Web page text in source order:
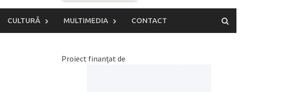
CULTURĂ MULTIMEDIA CONTACT
Proiect finanțat de